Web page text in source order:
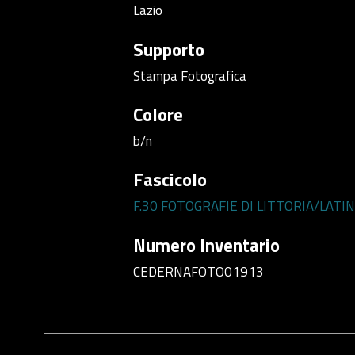
Lazio
Supporto
Stampa Fotografica
Colore
b/n
Fascicolo
F.30 FOTOGRAFIE DI LITTORIA/
Numero Inventario
CEDERNAFOTO01913